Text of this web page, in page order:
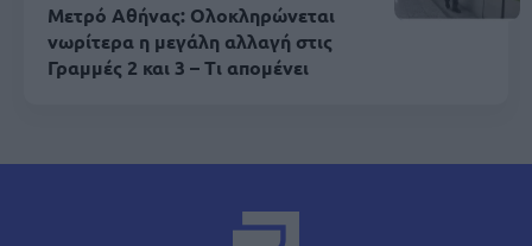
Μετρό Αθήνας: Ολοκληρώνεται
νωρίτερα η μεγάλη αλλαγή στις
Γραμμές 2 και 3 – Τι απομένει